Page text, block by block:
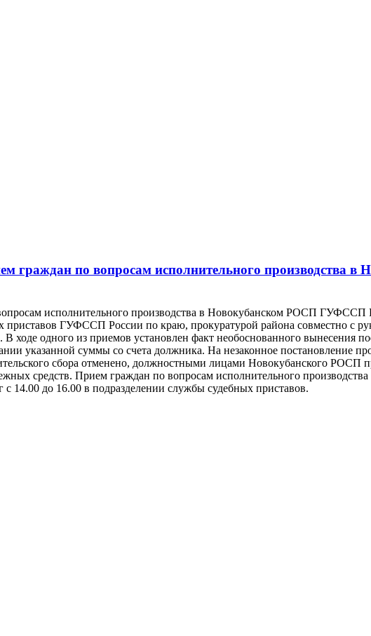
граждан по вопросам исполнительного
исполнительного производства в Новокубанском РОСП ГУФССП
ГУФССП России по краю, прокуратурой района совместно с
ходе одного из приемов установлен факт необоснованного вынесения
указанной суммы со счета должника. На незаконное постановление
сбора отменено, должностными лицами Новокубанского
средств. Прием граждан по вопросам исполнительного производства
14.00 до 16.00 в подразделении службы судебных приставов.